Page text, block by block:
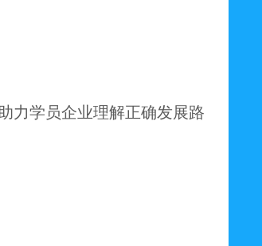
力学员企业理解正确发展路